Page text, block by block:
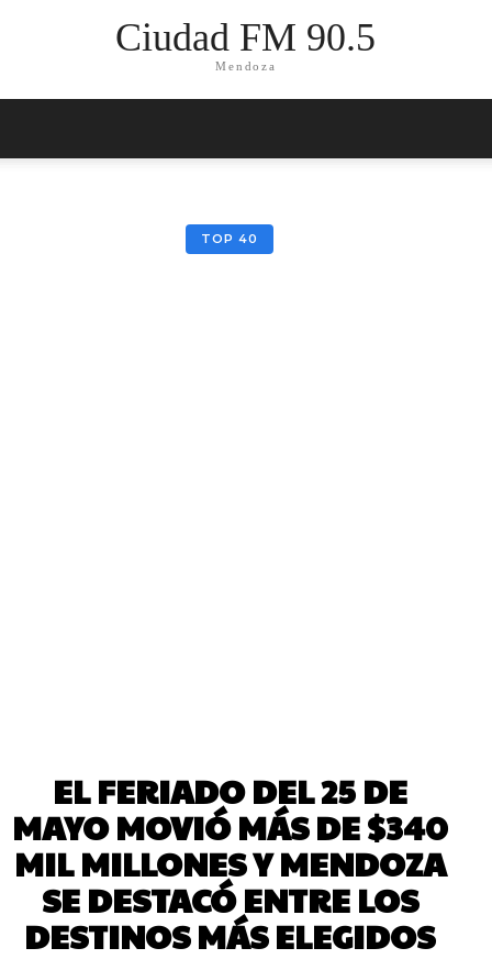
Ciudad FM 90.5
Mendoza
TOP 40
EL FERIADO DEL 25 DE
MAYO MOVIÓ MÁS DE $340
MIL MILLONES Y MENDOZA
SE DESTACÓ ENTRE LOS
DESTINOS MÁS ELEGIDOS